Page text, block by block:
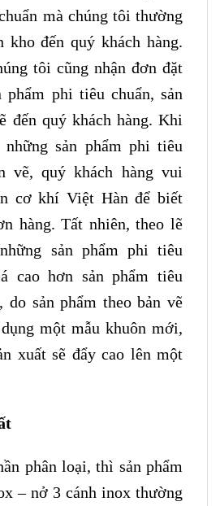
mà chúng tôi thường
kho đến quý khách hàng.
tôi cũng nhận đơn đặt
phẩm phi tiêu chuẩn, sản
đến quý khách hàng. Khi
sản phẩm phi tiêu
vẽ, quý khách hàng vui
cơ khí Việt Hàn để biết
hàng. Tất nhiên, theo lẽ
sản phẩm phi tiêu
cao hơn sản phẩm tiêu
do sản phẩm theo bản vẽ
một mẫu khuôn mới,
xuất sẽ đẩy cao lên một
phân loại, thì sản phẩm
– nở 3 cánh inox thường